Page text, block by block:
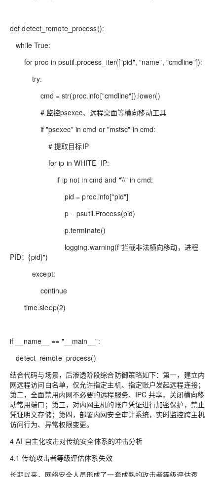
def detect_remote_process():
while True:
for proc in psutil.process_iter(["pid", "name", "cmdline"]):
try:
cmd = str(proc.info["cmdline"]).lower()
# 监控psexec、远程桌面等横向移动工具
if "psexec" in cmd or "mstsc" in cmd:
# 提取目标IP
for ip in WHITE_IP:
if ip not in cmd and "\\" in cmd:
pid = proc.info["pid"]
p = psutil.Process(pid)
p.terminate()
logging.warning(f"拦截非法横向移动，进程
PID：{pid}")
except:
continue
time.sleep(2)
if __name__ == "__main__":
detect_remote_process()
结合代码与场景，后渗透阶段综合防御策略如下：第一，建立内
网远程访问白名单，仅允许指定主机、指定账户发起远程连接；
第二，全面禁用内网不必要的远程服务、IPC 共享，关闭横向移
动常用端口；第三，对内网主机的账户凭证进行加密保护，禁止
凭证明文存储；第四，部署内网安全审计系统，实时监控跨主机
访问行为、异常权限变更。
4 AI 自主化攻击对传统安全体系的冲击分析
4.1 传统攻击者等级评估体系失效
长期以来，网络安全人员形成了一套成熟的攻击者等级评估逻